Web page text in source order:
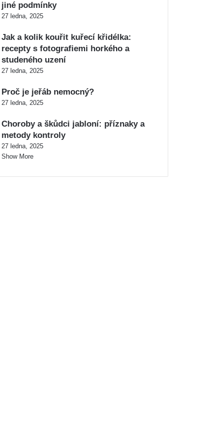
jiné podmínky
27 ledna, 2025
Jak a kolik kouřit kuřecí křidélka:
recepty s fotografiemi horkého a
studeného uzení
27 ledna, 2025
Proč je jeřáb nemocný?
27 ledna, 2025
Choroby a škůdci jabloní: příznaky a
metody kontroly
27 ledna, 2025
Show More